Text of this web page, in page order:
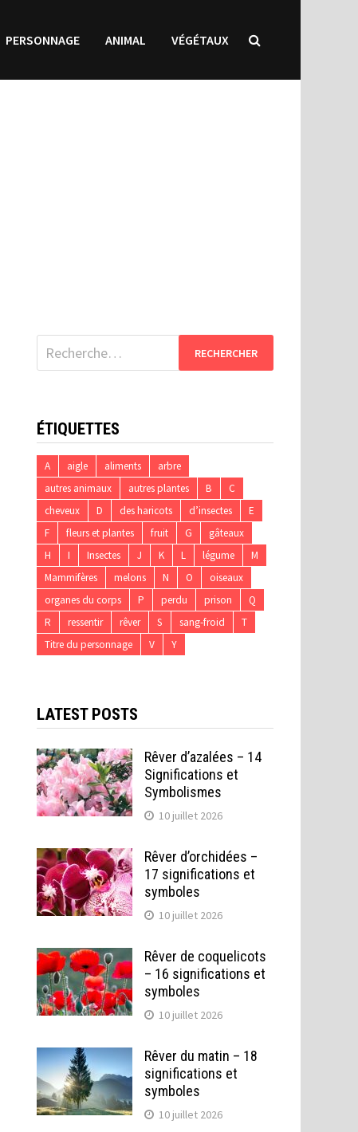
PERSONNAGE ANIMAL VÉGÉTAUX
Rechercher :
ÉTIQUETTES
A aigle aliments
arbre
autres animaux
autres plantes B
C
cheveux
D des haricots d’insectes
E
F
fleurs et plantes fruit G
gâteaux
H
I Insectes J K L légume
M
Mammifères
melons N O
oiseaux
organes du corps
P perdu prison
Q
R
ressentir rêver S sang-froid
T
Titre du personnage
V Y
LATEST POSTS
Rêver d’azalées – 14
Significations et
Symbolismes
10 juillet 2026
Rêver d’orchidées –
17 significations et
symboles
10 juillet 2026
Rêver de coquelicots
– 16 significations et
symboles
10 juillet 2026
Rêver du matin – 18
significations et
symboles
10 juillet 2026